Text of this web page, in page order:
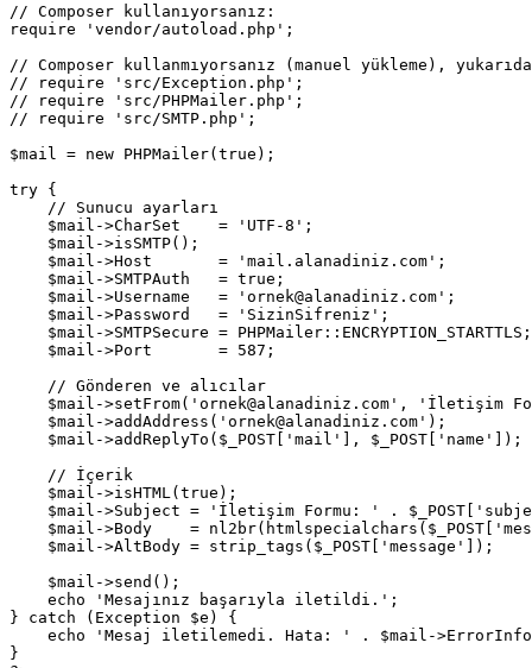
// Composer kullanıyorsanız:
require 'vendor/autoload.php';
// Composer kullanmıyorsanız (manuel yükleme),
// require 'src/Exception.php';
// require 'src/PHPMailer.php';
// require 'src/SMTP.php';
$mail = new PHPMailer(true);
try {
    // Sunucu ayarları
$mail->CharSet    = 'UTF-8';
$mail->isSMTP();
$mail->Host       = 'mail.alanadiniz.com';
$mail->SMTPAuth   = true;
$mail->Username   = 'ornek@alanadiniz.com';
$mail->Password   = 'SizinSifreniz';
$mail->SMTPSecure =
$mail->Port       = 587;
    // Gönderen ve alıcılar
$mail->setFrom('ornek@alanadiniz.com', 'İletişim
$mail->addAddress('ornek@alanadiniz.com');
$mail->addReplyTo($_POST['mail'], $_POST['name']);
    // İçerik
    $mail->isHTML(true);
$mail->Subject = 'İletişim Formu: ' .
$mail->Body    =
    $mail->AltBody = strip_tags($_POST['message']);
    $mail->send();
    echo 'Mesajınız başarıyla iletildi.';
} catch (Exception $e) {
echo 'Mesaj iletilemedi. Hata: ' . $mail-
}